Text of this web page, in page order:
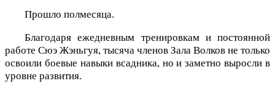
Прошло полмесяца.
Благодаря ежедневным тренировкам и постоянной
работе Сюэ Жэньгуя, тысяча членов Зала Волков не только
освоили боевые навыки всадника, но и заметно выросли в
уровне развития.